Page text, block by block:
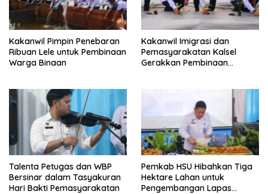
Kakanwil Pimpin Penebaran
Ribuan Lele untuk Pembinaan
Warga Binaan
Kakanwil Imigrasi dan
Pemasyarakatan Kalsel
Gerakkan Pembinaan
Talenta Petugas dan WBP
Bersinar dalam Tasyakuran
Hari Bakti Pemasyarakatan
Pemkab HSU Hibahkan Tiga
Hektare Lahan untuk
Pengembangan Lapas